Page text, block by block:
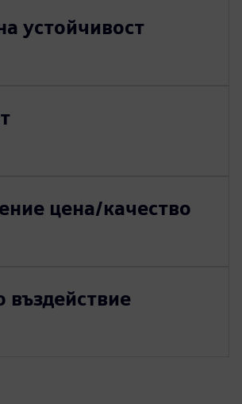
устойчивост
цена/качество
въздействие